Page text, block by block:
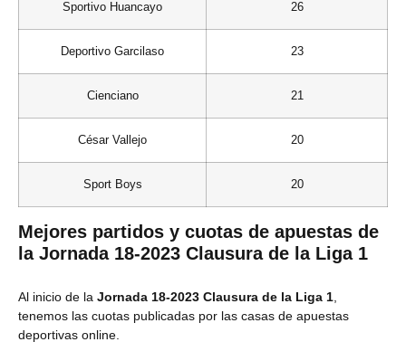
Sportivo Huancayo 26
Deportivo Garcilaso 23
Cienciano 21
César Vallejo 20
Sport Boys 20
Mejores partidos y cuotas de apuestas de
la Jornada 18-2023 Clausura de la Liga 1
Al inicio de la Jornada 18-2023 Clausura de la Liga 1
tenemos las cuotas publicadas por las casas de apuestas
deportivas online.